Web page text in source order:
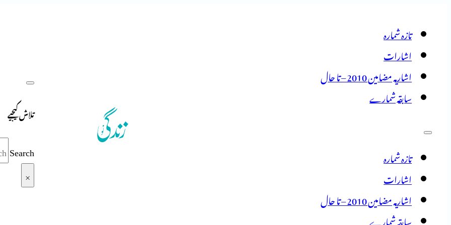
تازہ شمارہ
اشارات
اشاریہ مضامین 2010 – تا حال
سابقہ شمارے
تازہ شمارہ
اشارات
اشاریہ مضامین 2010 – تا حال
سابقہ شمارے
تلاش کیجیے
Search
×